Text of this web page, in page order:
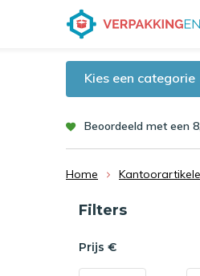
Kies een categorie
Beoordeeld met een
Home
Sorteren op:
Filters
Prijs €